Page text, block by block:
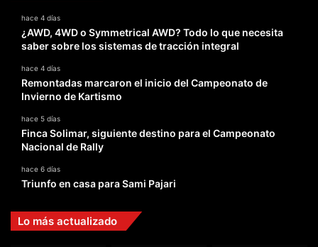
hace 4 días
¿AWD, 4WD o Symmetrical AWD? Todo lo que necesita
saber sobre los sistemas de tracción integral
hace 4 días
Remontadas marcaron el inicio del Campeonato de
Invierno de Kartismo
hace 5 días
Finca Solimar, siguiente destino para el Campeonato
Nacional de Rally
hace 6 días
Triunfo en casa para Sami Pajari
Lo más actualizado